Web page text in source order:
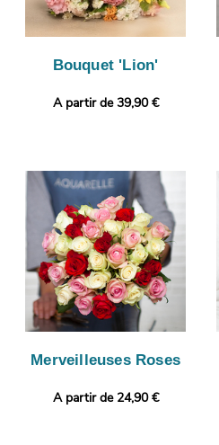
Bouquet 'Lion'
A partir de 39,90 €
Merveilleuses Roses
A partir de 24,90 €